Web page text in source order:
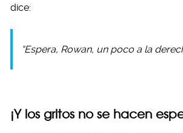
dice:
“Espera, Rowan, un poco a la
¡Y los gritos no se hacen